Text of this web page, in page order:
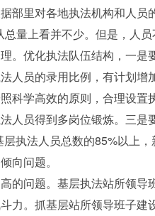
里对各地执法机构和人员
量上看并不少。但是，人
。优化执法队伍结构，一是
人员的录用比例，有计划增
科学高效的原则，合理设置
人员得到多岗位锻炼。三是
执法人员总数的85%以上
向问题。
问题。基层执法站所领导
力。抓基层站所领导班子建